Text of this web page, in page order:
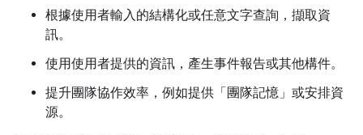
根據使用者輸入的結構化或任意文字查詢，擷取資
訊。
使用使用者提供的資訊，產生事件報告或其他構件。
提升團隊協作效率，例如提供「團隊記憶」或安排資
源。